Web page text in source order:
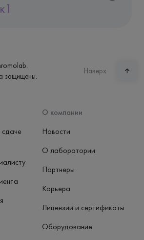
защищены.
Наверх
сдаче
О компании
Новости
О лаборатории
Партнеры
Карьера
Лицензии и сертификаты
Оборудование